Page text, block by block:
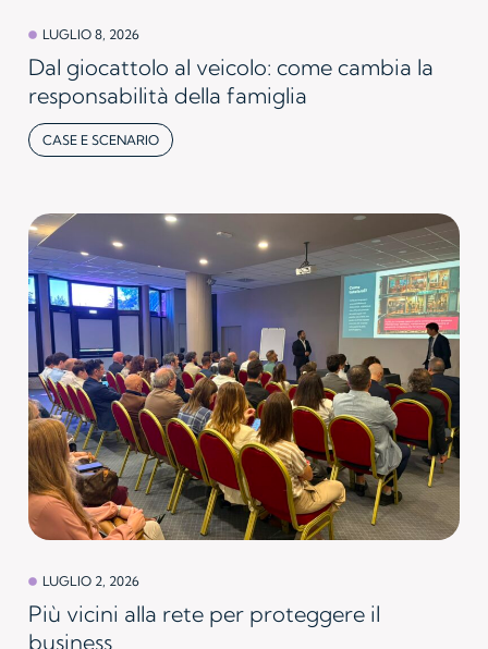
LUGLIO 8, 2026
Dal giocattolo al veicolo: come cambia la
responsabilità della famiglia
CASE E SCENARIO
LUGLIO 2, 2026
Più vicini alla rete per proteggere il
business